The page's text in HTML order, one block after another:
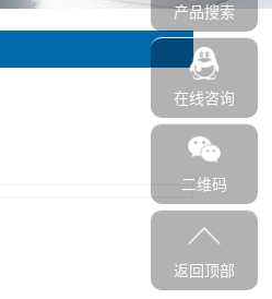
产品搜索
在线咨询
二维码
返回顶部